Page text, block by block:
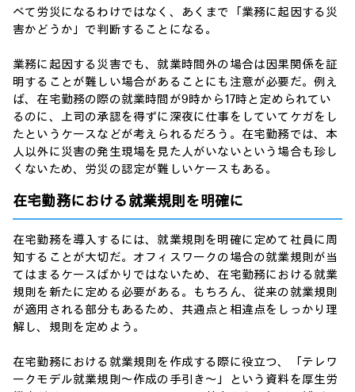
べて労災になるわけではなく、あくまで「業務に起因する災
害かどうか」で判断することになる。
業務に起因する災害でも、就業時間外の場合は因果関係を証
明することが難しい場合があることにも注意が必要だ。例え
ば、在宅勤務の際の就業時間が9時から17時と定められてい
るのに、上司の承認を得ずに深夜に仕事をしていてケガをし
たというケースなどが考えられるだろう。在宅勤務では、本
人以外に災害の発生現場を見た人がいないという場合も珍し
くないため、労災の認定が難しいケースもある。
在宅勤務における就業規則を明確に
在宅勤務を導入するには、就業規則を明確に定めて社員に周
知することが大切だ。オフィスワークの場合の就業規則が当
てはまるケースばかりではないため、在宅勤務における就業
規則を新たに定める必要がある。もちろん、従来の就業規則
が適用される部分もあるため、共通点と相違点をしっかり理
解し、規則を定めよう。
在宅勤務における就業規則を作成する際に役立つ、「テレワ
ークモデル就業規則～作成の手引き～」という資料を厚生労